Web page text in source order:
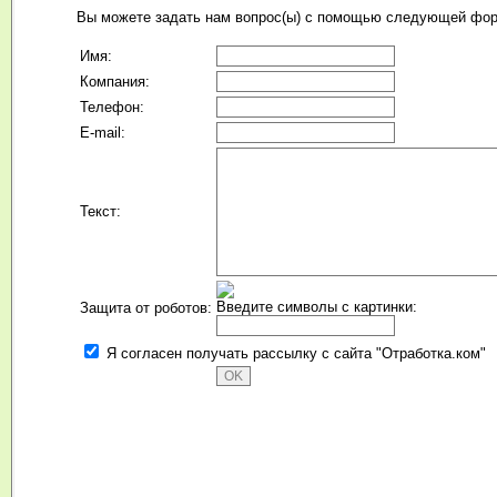
Вы можете задать нам вопрос(ы) с помощью следующей
Имя:
Компания:
Телефон:
E-mail:
Текст:
Защита от роботов: Введите символы с картинки:
Я согласен получать рассылку с сайта "Отработка.ком"